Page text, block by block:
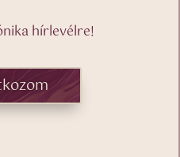
hírlevélre!